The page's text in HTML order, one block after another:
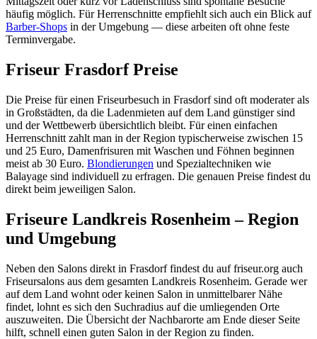
häufig möglich. Für Herrenschnitte empfiehlt sich auch ein Blick auf
Barber-Shops in der Umgebung — diese arbeiten oft ohne feste
Terminvergabe.
Friseur Frasdorf Preise
Die Preise für einen Friseurbesuch in Frasdorf sind oft moderater als
in Großstädten, da die Ladenmieten auf dem Land günstiger sind
und der Wettbewerb übersichtlich bleibt. Für einen einfachen
Herrenschnitt zahlt man in der Region typischerweise zwischen 15
und 25 Euro, Damenfrisuren mit Waschen und Föhnen beginnen
meist ab 30 Euro. Blondierungen und Spezialtechniken wie
Balayage sind individuell zu erfragen. Die genauen Preise findest du
direkt beim jeweiligen Salon.
Friseure Landkreis Rosenheim – Region
und Umgebung
Neben den Salons direkt in Frasdorf findest du auf friseur.org auch
Friseursalons aus dem gesamten Landkreis Rosenheim. Gerade wer
auf dem Land wohnt oder keinen Salon in unmittelbarer Nähe
findet, lohnt es sich den Suchradius auf die umliegenden Orte
auszuweiten. Die Übersicht der Nachbarorte am Ende dieser Seite
hilft, schnell einen guten Salon in der Region zu finden.